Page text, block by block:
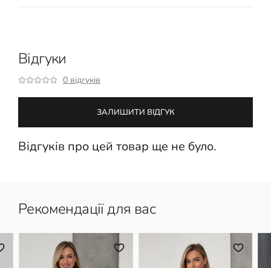
Відгуки
0 відгуків
ЗАЛИШИТИ ВІДГУК
Відгуків про цей товар ще не було.
Рекомендації для вас